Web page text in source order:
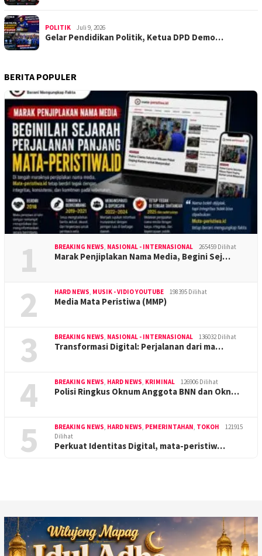
POLITIK Juli 9, 2026
Gelar Pendidikan Politik, Ketua DPD Demo…
BERITA POPULER
1 BREAKING NEWS, NASIONAL - INTERNASIONAL 265459 Dilihat
Marak Penjiplakan Nama Media, Begini Sej…
2 HARD NEWS, MUSIK - VIDIO YOUTUBE 198395 Dilihat
Media Mata Peristiwa (MMP)
3 BREAKING NEWS, NASIONAL - INTERNASIONAL 136032 Dilihat
Transformasi Digital: Perjalanan dari ma…
4 BREAKING NEWS, HARD NEWS, KRIMINAL 126906 Dilihat
Polisi Ringkus Oknum Anggota BNN dan Okn…
5 BREAKING NEWS, HARD NEWS, PEMERINTAHAN, TOKOH
121915
Dilihat
Perkuat Identitas Digital, mata-peristiw…